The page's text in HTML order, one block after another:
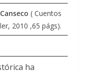
( Cuentos
2010 ,65 págs).
ha